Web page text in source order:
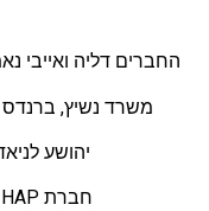
החברים דליה ואייבי
משרד נשיץ, ברנדס
יהושע
חברת HAP מנחמת את משפחת נשיץ ומשרד עו"ד נשיץ, ברנדס אמיר על פטירת יקירם.